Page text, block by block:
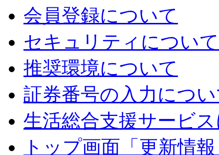
会員登録について
セキュリティについて
推奨環境について
証券番号の入力につ
生活総合支援サービ
トップ画面「更新情